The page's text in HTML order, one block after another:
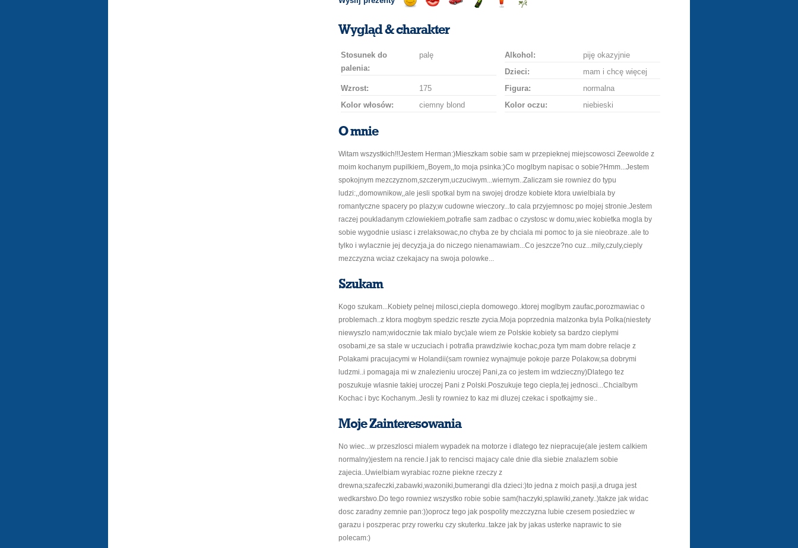
uśmiechbuziaka
Wygląd & charakter
Stosunek do
palenia:
palę Alkohol:
piję okazyjnie
Dzieci:
mam i chcę więcej
Wzrost:
175 Figura:
normalna
Kolor włosów:
ciemny blond Kolor oczu: niebieski
O mnie
Witam wszystkich!!!Jestem Herman:)Mieszkam sobie sam w przepieknej miejscowosci Zeewolde z
moim kochanym pupilkiem,,Boyem,,to moja psinka:)Co moglbym napisac o sobie?Hmm...Jestem
spokojnym mezczyznom,szczerym,uczuciwym...wiernym..Zaliczam sie rowniez do typu
ludzi:,,domownikow,,ale jesli spotkal bym na swojej drodze kobiete ktora uwielbiala by
romantyczne spacery po plazy,w cudowne wieczory...to cala przyjemnosc po mojej stronie.Jestem
raczej poukladanym czlowiekiem,potrafie sam zadbac o czystosc w domu,wiec kobietka mogla by
sobie wygodnie usiasc i zrelaksowac,no chyba ze by chciala mi pomoc to ja sie nieobraze..ale to
tylko i wylacznie jej decyzja,ja do niczego nienamawiam...Co jeszcze?no cuz...mily,czuly,cieply
mezczyzna wciaz czekajacy na swoja polowke...
Szukam
Kogo szukam...Kobiety pelnej milosci,ciepla domowego..ktorej moglbym zaufac,porozmawiac o
problemach..z ktora mogbym spedzic reszte zycia.Moja poprzednia malzonka byla Polka(niestety
niewyszlo nam;widocznie tak mialo byc)ale wiem ze Polskie kobiety sa bardzo cieplymi
osobami,ze sa stale w uczuciach i potrafia prawdziwie kochac,poza tym mam dobre relacje z
Polakami pracujacymi w Holandii(sam rowniez wynajmuje pokoje parze Polakow,sa dobrymi
ludzmi..i pomagaja mi w znalezieniu uroczej Pani,za co jestem im wdzieczny)Dlatego tez
poszukuje wlasnie takiej uroczej Pani z Polski.Poszukuje tego ciepla,tej jednosci...Chcialbym
Kochac i byc Kochanym..Jesli ty rowniez to kaz mi dluzej czekac i spotkajmy sie..
Moje Zainteresowania
No wiec...w przeszlosci mialem wypadek na motorze i dlatego tez niepracuje(ale jestem calkiem
normalny)jestem na rencie.I jak to rencisci majacy cale dnie dla siebie znalazlem sobie
zajecia..Uwielbiam wyrabiac rozne piekne rzeczy z
drewna;szafeczki,zabawki,wazoniki,bumerangi dla dzieci:)to jedna z moich pasji,a druga jest
wedkarstwo.Do tego rowniez wszystko robie sobie sam(haczyki,splawiki,zanety..)takze jak widac
dosc zaradny zemnie pan:))oprocz tego jak pospolity mezczyzna lubie czesem posiedziec w
garazu i poszperac przy rowerku czy skuterku..takze jak by jakas usterke naprawic to sie
polecam:)